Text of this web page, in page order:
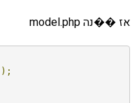
אז ��נה model.php
);